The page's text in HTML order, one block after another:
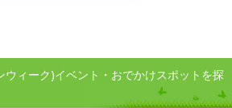
ウィーク)イベント・おでかけスポットを探